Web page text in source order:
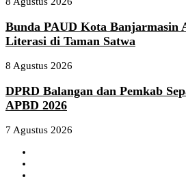
Bunda PAUD Kota Banjarmasin
Literasi di Taman Satwa
8 Agustus 2026
DPRD Balangan dan Pemkab
APBD 2026
7 Agustus 2026